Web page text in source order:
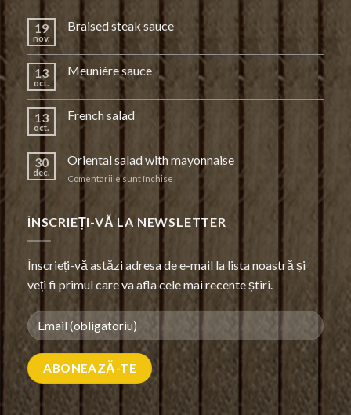
19
nov.
Braised steak sauce
13
oct.
Meunière sauce
13
oct.
French salad
30
dec.
Oriental salad with mayonnaise
Comentariile sunt închise pentru
Oriental
with
ÎNSCRIEȚI-VĂ LA NEWSLETTER
Înscrieți-vă astăzi adresa de e-mail la lista noastră și
veți fi primul care va afla cele mai recente știri.